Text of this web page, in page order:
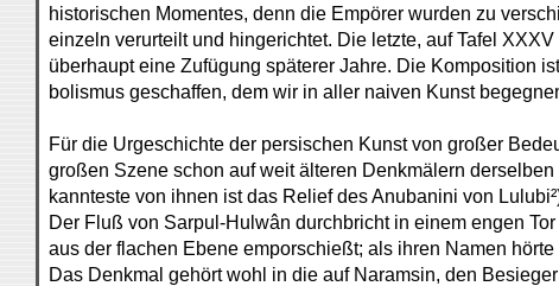
historischen Momentes, denn die Empörer wurden zu
einzeln verurteilt und hingerichtet. Die letzte, auf Tafel
überhaupt eine Zufügung späterer Jahre. Die Komposition
bolismus geschaffen, dem wir in aller naiven Kunst
Für die Urgeschichte der persischen Kunst von großer
großen Szene schon auf weit älteren Denkmälern
kannteste von ihnen ist das Relief des Anubanini von
Der Fluß von Sarpul-Hulwân durchbricht in einem engen
aus der flachen Ebene emporschießt; als ihren Namen
Das Denkmal gehört wohl in die auf Naramsin, den